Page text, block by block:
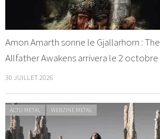
Amon Amarth sonne le Gjallarhorn : The
Allfather Awakens arrivera le 2 octobre
30 JUILLET 2026
ACTU METAL WEBZINE METAL